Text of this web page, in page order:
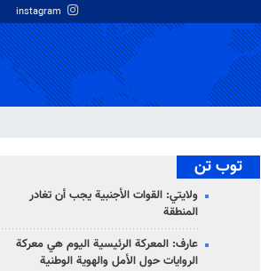
توب تن
ولايتي: القوات الأجنبية يجب أن تغادر
المنطقة
عارف: المعركة الرئيسية اليوم هي معركة
الروايات حول الأمل والهوية الوطنية